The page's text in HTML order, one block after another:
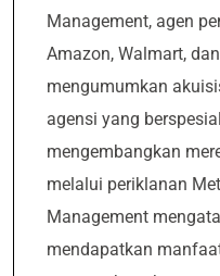
Management, agen
Amazon, Walmart,
mengumumkan
agensi yang
mengembangkan
melalui periklanan
Management
mendapatkan